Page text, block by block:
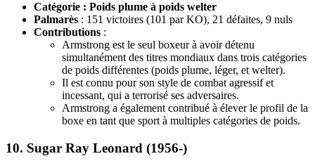
Catégorie : Poids plume à poids welter
Palmarès : 151 victoires (101 par KO), 21 défaites, 9 nuls
Contributions :
Armstrong est le seul boxeur à avoir détenu
simultanément des titres mondiaux dans trois catégories
de poids différentes (poids plume, léger, et welter).
Il est connu pour son style de combat agressif et
incessant, qui a terrorisé ses adversaires.
Armstrong a également contribué à élever le profil de la
boxe en tant que sport à multiples catégories de poids.
10. Sugar Ray Leonard (1956-)